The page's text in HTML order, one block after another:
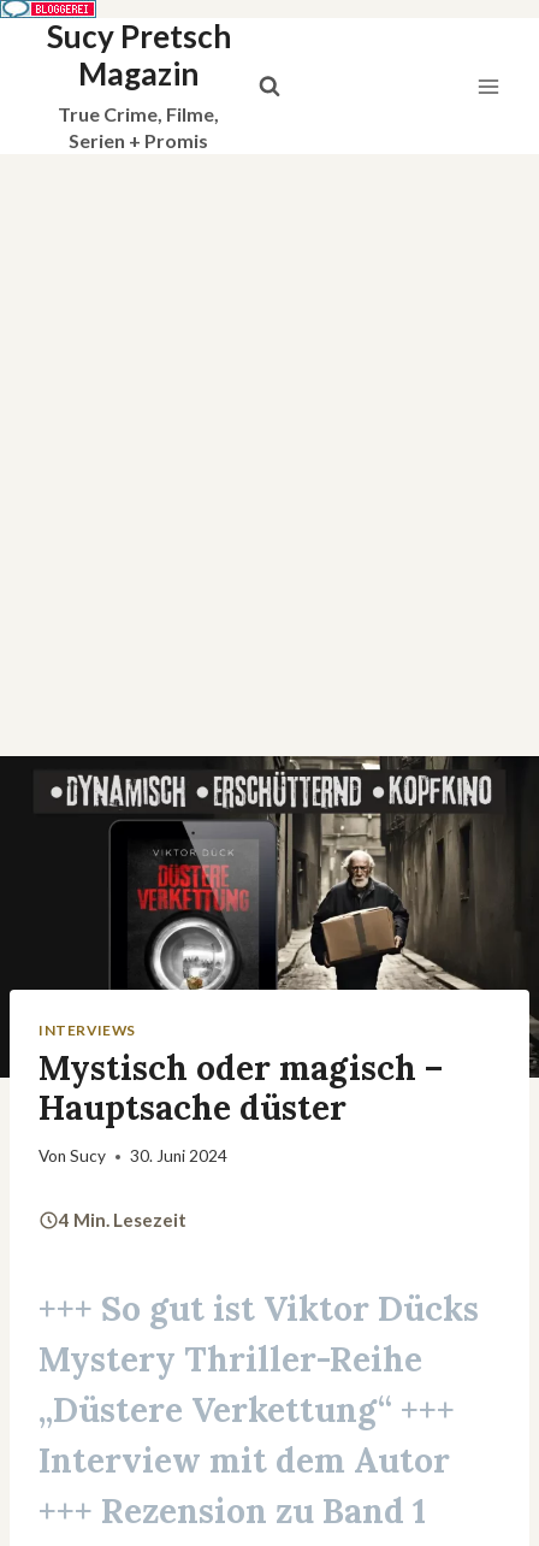
Sucy Pretsch
Magazin
True Crime, Filme,
Serien + Promis
INTERVIEWS
Mystisch oder magisch –
Hauptsache düster
Von Sucy 30. Juni 2024
4 Min. Lesezeit
+++ So gut ist Viktor Dücks
Mystery Thriller-Reihe
„Düstere Verkettung“ +++
Interview mit dem Autor
+++ Rezension zu Band 1